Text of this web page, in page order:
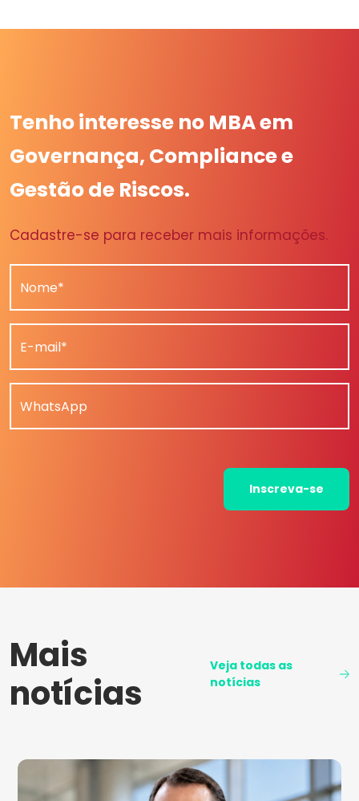
Tenho interesse no MBA em
Governança, Compliance e
Gestão de Riscos.
Cadastre-se para receber mais informações.
Nome*
E-mail*
WhatsApp
Inscreva-se
Mais
notícias
Veja todas as
notícias